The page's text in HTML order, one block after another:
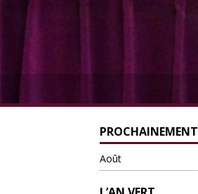
PROCHAINEMENT
Août